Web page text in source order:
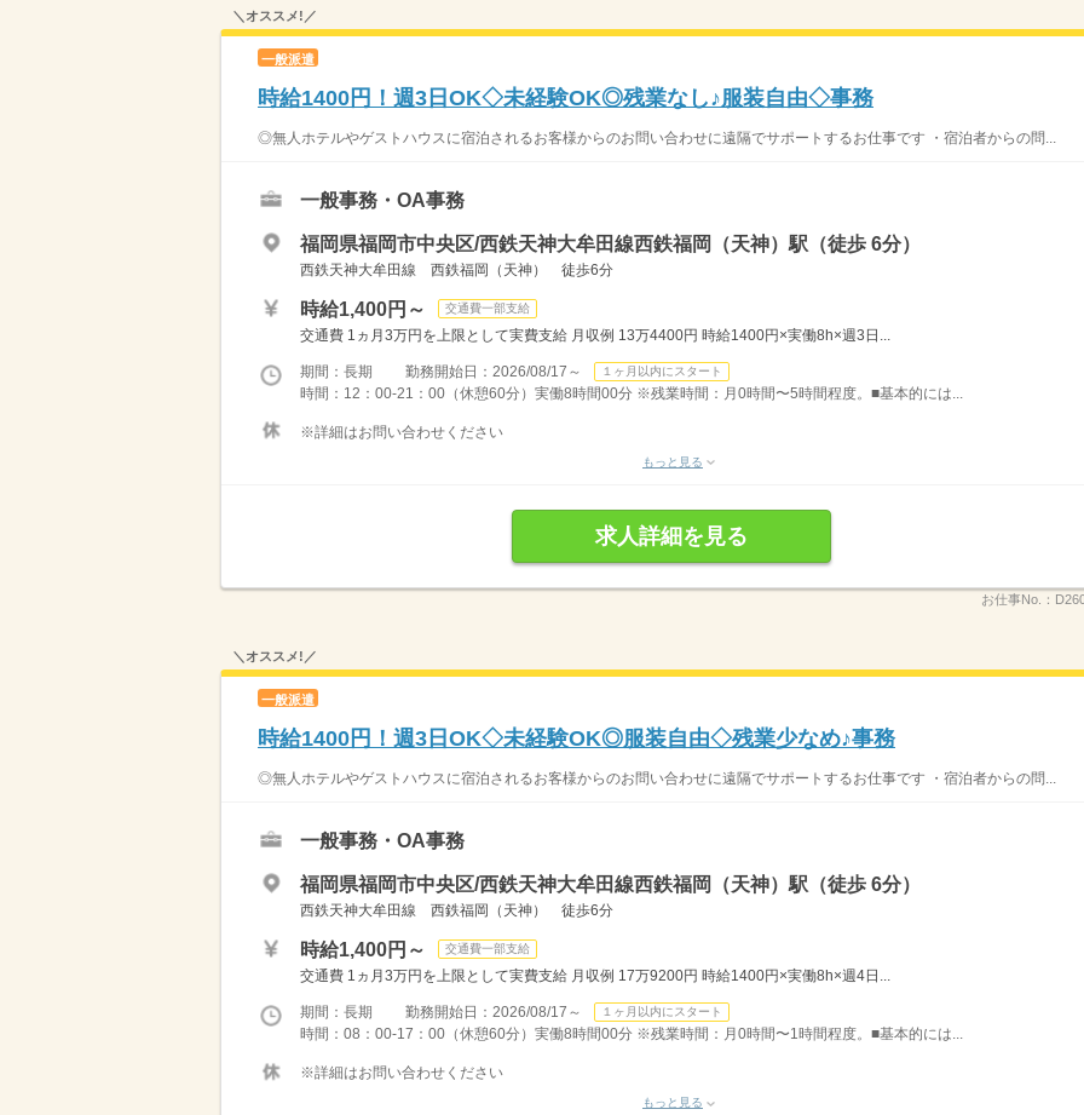
＼オススメ!／
一般派遣
時給1400円！週3日OK◇未経験OK◎残業なし♪服装自由◇事務
◎無人ホテルやゲストハウスに宿泊されるお客様からのお問い合わせに遠隔でサポートするお仕事です ・宿泊者からの問...
一般事務・OA事務
福岡県福岡市中央区/西鉄天神大牟田線西鉄福岡（天神）駅（徒歩 6分）
西鉄天神大牟田線 西鉄福岡（天神） 徒歩6分
時給1,400円～ 交通費一部支給
交通費 1ヵ月3万円を上限として実費支給 月収例 13万4400円 時給1400円×実働8h×週3日...
期間：長期 勤務開始日：2026/08/17～ １ヶ月以内にスタート
時間：12：00-21：00（休憩60分）実働8時間00分 ※残業時間：月0時間〜5時間程度。■基本的には...
※詳細はお問い合わせください
もっと見る
求人詳細を見る
お仕事No.：
＼オススメ!／
一般派遣
時給1400円！週3日OK◇未経験OK◎服装自由◇残業少なめ♪事務
◎無人ホテルやゲストハウスに宿泊されるお客様からのお問い合わせに遠隔でサポートするお仕事です ・宿泊者からの問...
一般事務・OA事務
福岡県福岡市中央区/西鉄天神大牟田線西鉄福岡（天神）駅（徒歩 6分）
西鉄天神大牟田線 西鉄福岡（天神） 徒歩6分
時給1,400円～ 交通費一部支給
交通費 1ヵ月3万円を上限として実費支給 月収例 17万9200円 時給1400円×実働8h×週4日...
期間：長期 勤務開始日：2026/08/17～ １ヶ月以内にスタート
時間：08：00-17：00（休憩60分）実働8時間00分 ※残業時間：月0時間〜1時間程度。■基本的には...
※詳細はお問い合わせください
もっと見る